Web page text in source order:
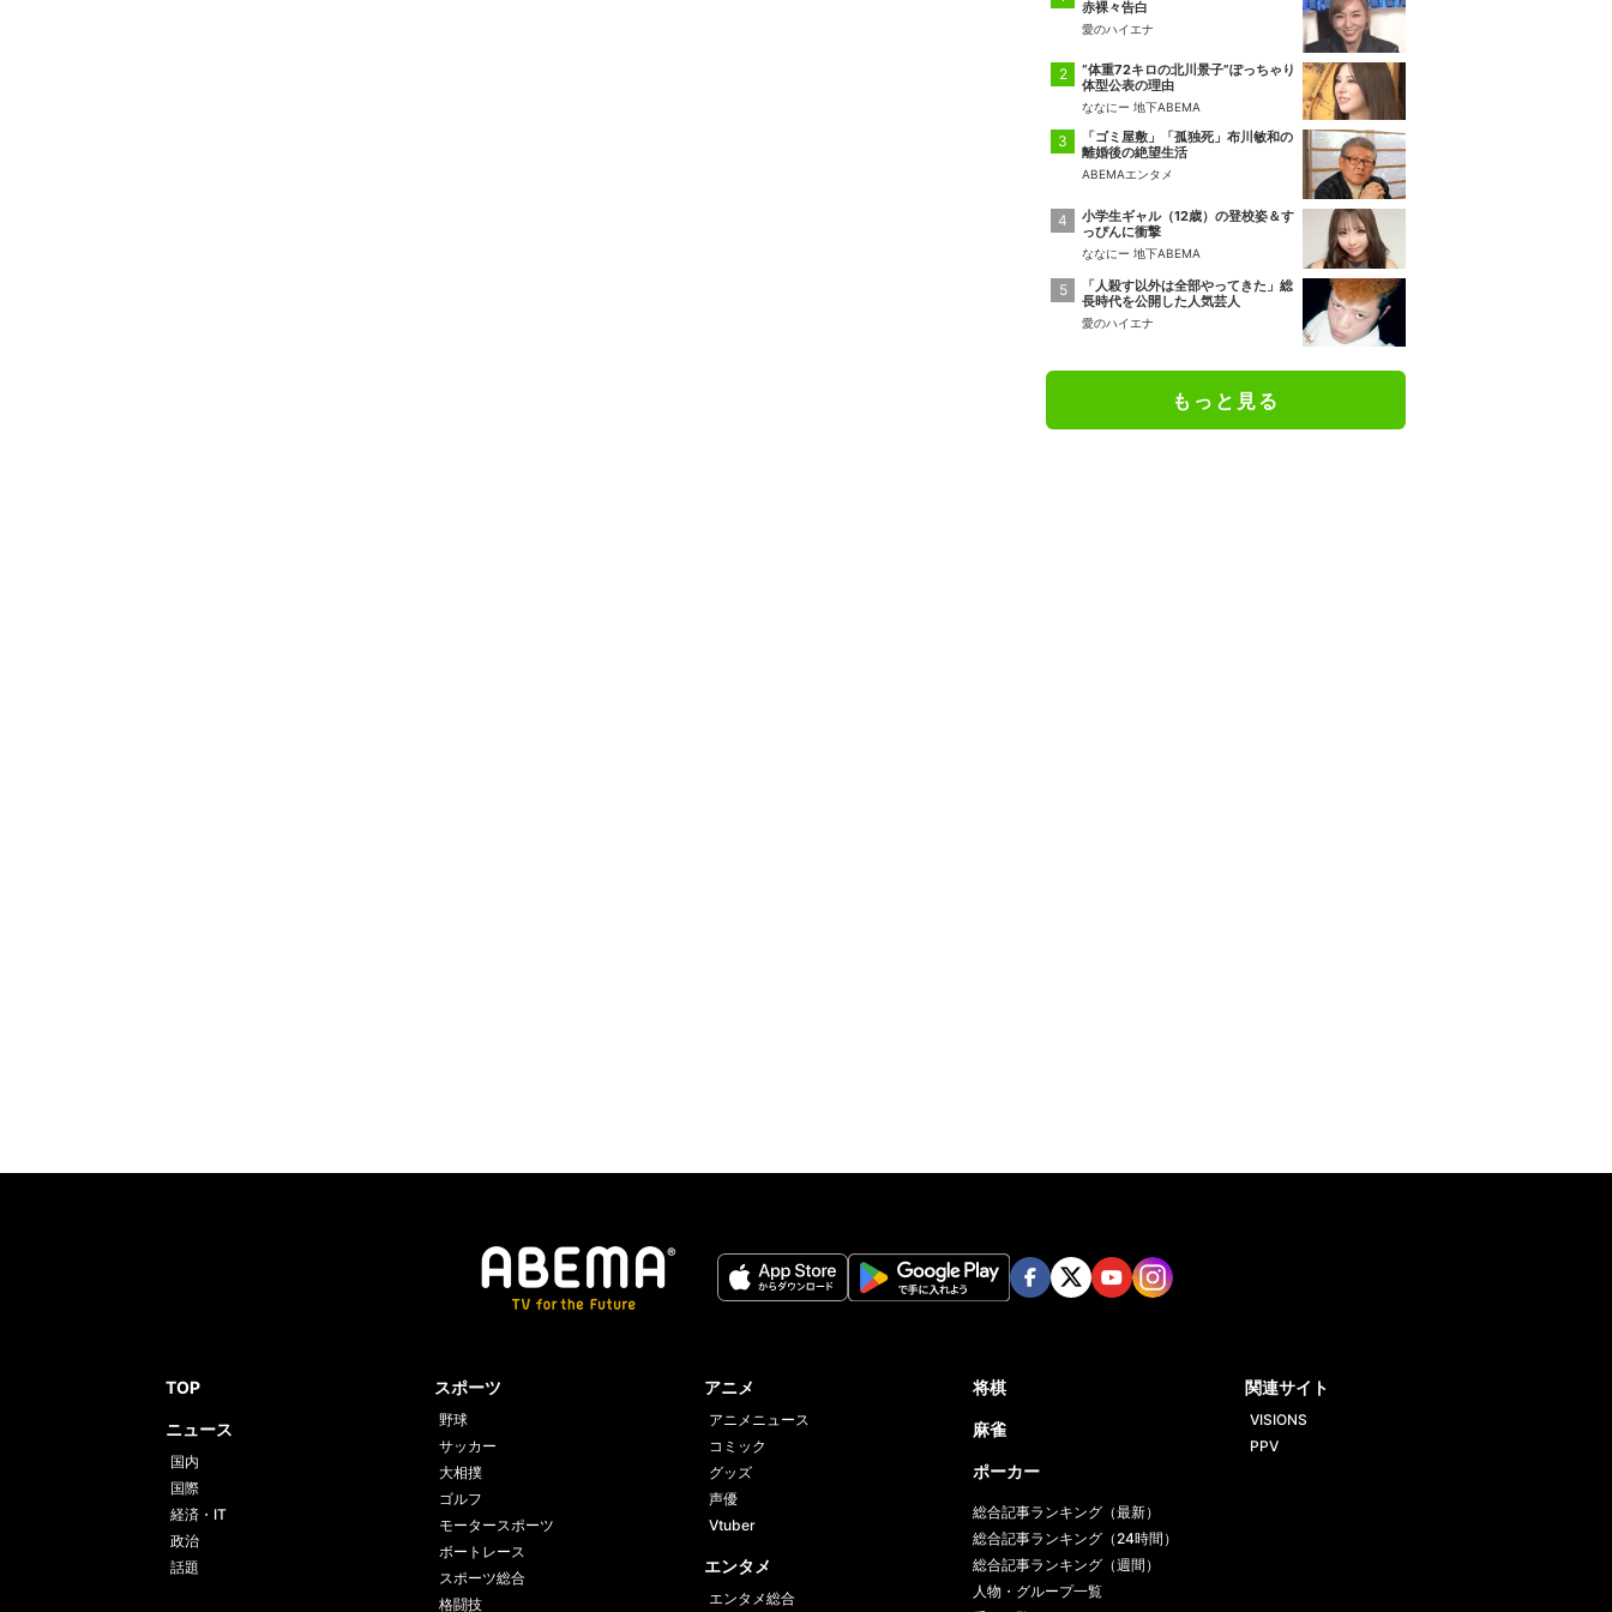
赤裸々告白
愛のハイエナ
“体重72キロの北川景子”ぽっちゃり
体型公表の理由
ななにー 地下ABEMA
「ゴミ屋敷」「孤独死」布川敏和の
離婚後の絶望生活
ABEMAエンタメ
小学生ギャル（12歳）の登校姿＆す
っぴんに衝撃
ななにー 地下ABEMA
「人殺す以外は全部やってきた」総
長時代を公開した人気芸人
愛のハイエナ
もっと見る
TOP
ニュース
国内
国際
経済・IT
政治
話題
スポーツ
野球
サッカー
大相撲
ゴルフ
モータースポーツ
ボートレース
スポーツ総合
格闘技
アニメ
アニメニュース
コミック
グッズ
声優
Vtuber
エンタメ
エンタメ総合
将棋
麻雀
ポーカー
総合記事ランキング（最新）
総合記事ランキング（24時間）
総合記事ランキング（週間）
人物・グループ一覧
関連サイト
VISIONS
PPV